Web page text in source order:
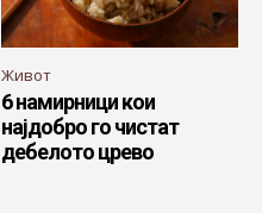
Живот
6 намирници кои
најдобро го чистат
дебелото црево